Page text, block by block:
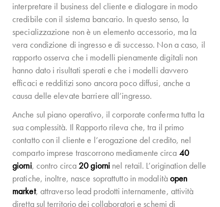
interpretare il business del cliente e dialogare in modo
credibile con il sistema bancario. In questo senso, la
specializzazione non è un elemento accessorio, ma la
vera condizione di ingresso e di successo. Non a caso, il
rapporto osserva che i modelli pienamente digitali non
hanno dato i risultati sperati e che i modelli davvero
efficaci e redditizi sono ancora poco diffusi, anche a
causa delle elevate barriere all’ingresso.
Anche sul piano operativo, il corporate conferma tutta la
sua complessità. Il Rapporto rileva che, tra il primo
contatto con il cliente e l’erogazione del credito, nel
comparto imprese trascorrono mediamente circa 40
giorni, contro circa20 giorni nel retail. L’origination delle
pratiche, inoltre, nasce soprattutto in modalitàopen
market, attraverso lead prodotti internamente, attività
diretta sul territorio dei collaboratori e schemi di